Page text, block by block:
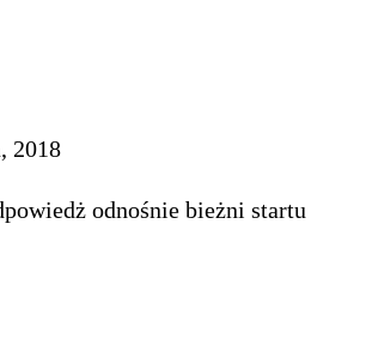
2018
odnośnie bieżni startu